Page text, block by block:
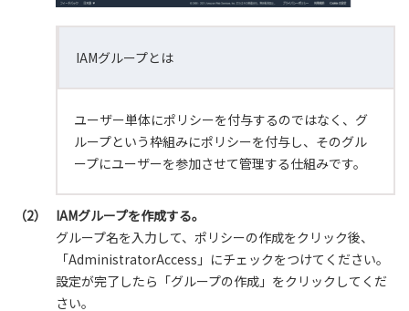
IAMグループとは
ユーザー単体にポリシーを付与するのではなく、グ
ループという枠組みにポリシーを付与し、そのグル
ープにユーザーを参加させて管理する仕組みです。
（2）
IAMグループを作成する。
グループ名を入力して、ポリシーの作成をクリック後、
「AdministratorAccess」にチェックをつけてください。
設定が完了したら「グループの作成」をクリックしてくだ
さい。